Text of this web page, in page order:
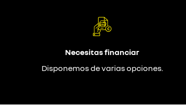
Necesitas financiar
Disponemos de varias opciones.